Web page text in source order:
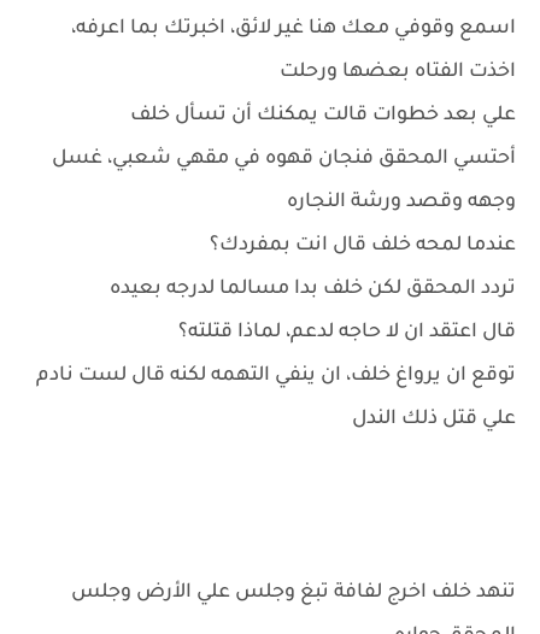
اسمع وقوفي معك هنا غير لائق، اخبرتك بما اعرفه،
اخذت الفتاه بعضها ورحلت
علي بعد خطوات قالت يمكنك أن تسأل خلف
أحتسي المحقق فنجان قهوه في مقهي شعبي، غسل
وجهه وقصد ورشة النجاره
عندما لمحه خلف قال انت بمفردك؟
تردد المحقق لكن خلف بدا مسالما لدرجه بعيده
قال اعتقد ان لا حاجه لدعم، لماذا قتلته؟
توقع ان يرواغ خلف، ان ينفي التهمه لكنه قال لست نادم
علي قتل ذلك الندل
تنهد خلف اخرج لفافة تبغ وجلس علي الأرض وجلس